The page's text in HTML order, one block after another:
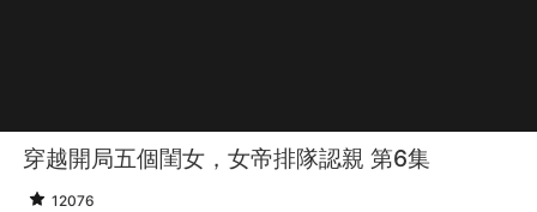
穿越開局五個閨女，女帝排隊認親 第6集
12076